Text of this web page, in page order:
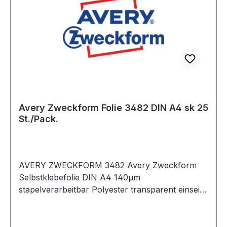
Avery Zweckform Folie 3482 DIN A4 sk 25
St./Pack.
AVERY ZWECKFORM 3482 Avery Zweckform
Selbstklebefolie DIN A4 140µm
stapelverarbeitbar Polyester transparent einseitig